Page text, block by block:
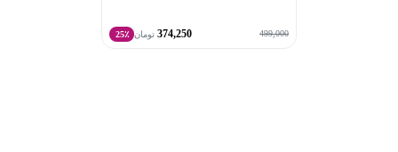
499,000
374,250 تومان 25٪